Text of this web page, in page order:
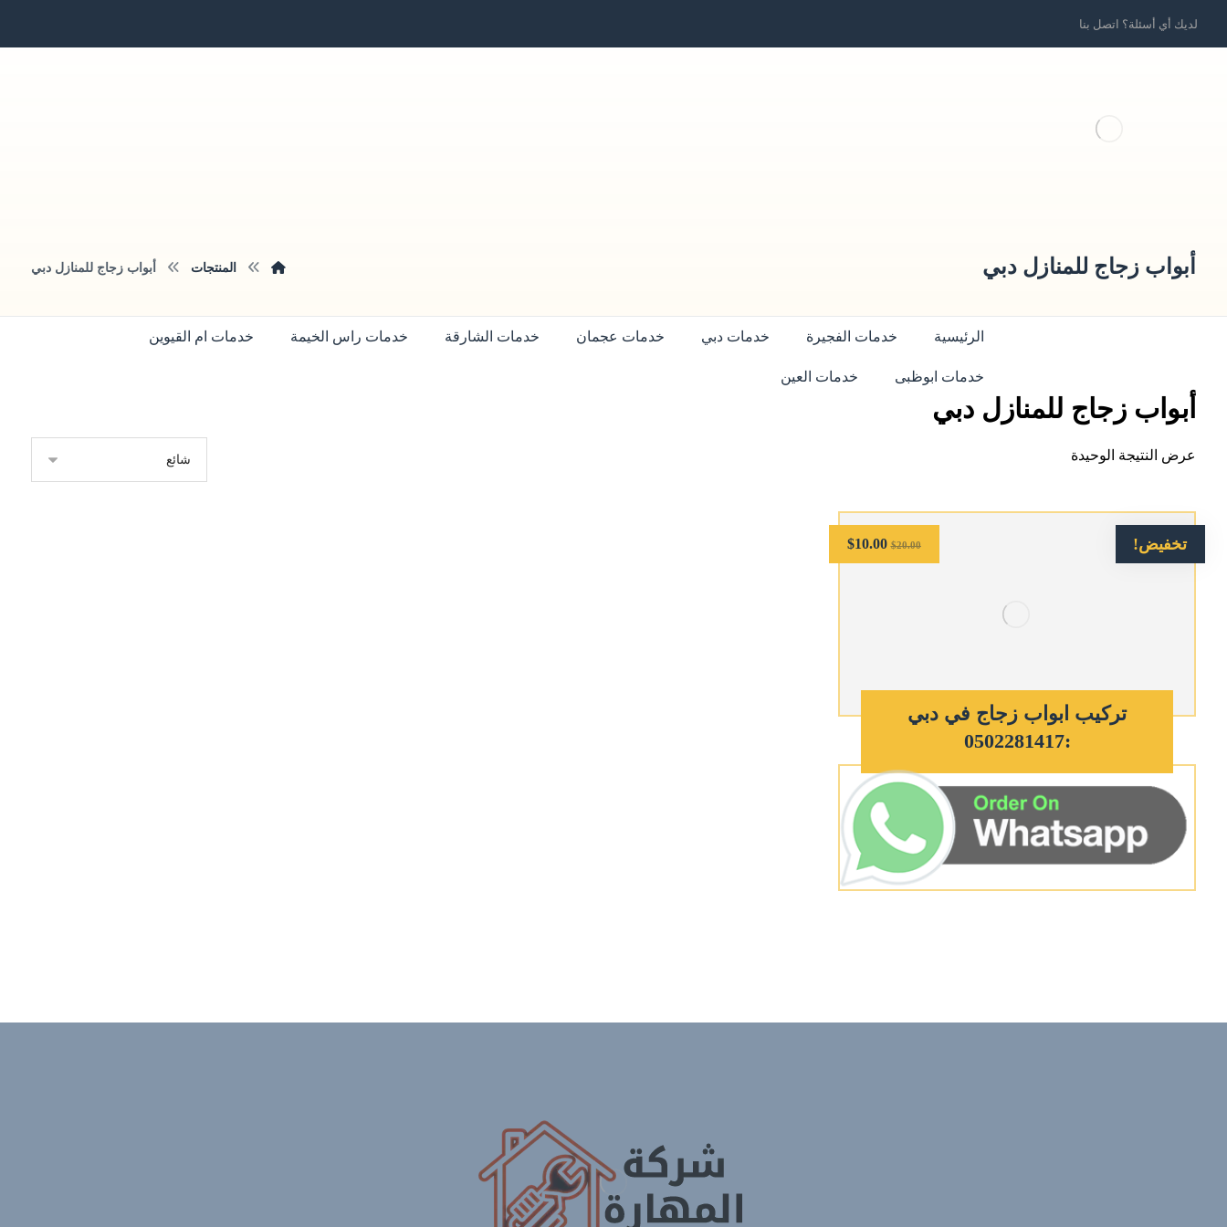
لديك أي أسئلة؟ اتصل بنا
الرئيسية خدمات الفجيرة خدمات دبي خدمات عجمان خدمات الشارقة خدمات راس الخيمة خدمات ام القيوين
خدمات ابوظبى خدمات العين
أبواب زجاج للمنازل دبي المنتجات أبواب زجاج للمنازل دبي
أبواب زجاج للمنازل دبي
عرض النتيجة الوحيدة
تخفيض!
تركيب ابواب زجاج في دبي
:0502281417
$20.00
$10.00